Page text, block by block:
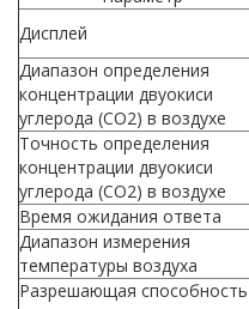
Дисплей
Диапазон определения
концентрации двуокиси
углерода (CO2) в воздухе
Точность определения
концентрации двуокиси
углерода (CO2) в воздухе
Время ожидания ответа
Диапазон измерения
температуры воздуха
Разрешающая способность